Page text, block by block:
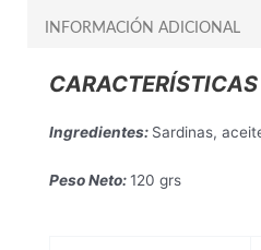
INFORMACIÓN ADICIONAL
CARACTERÍSTICAS
Ingredientes: Sardinas,
Peso Neto:120 grs